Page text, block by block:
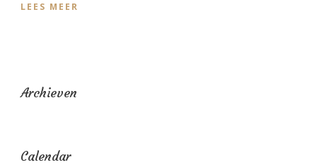
LEES MEER
Archieven
Calendar